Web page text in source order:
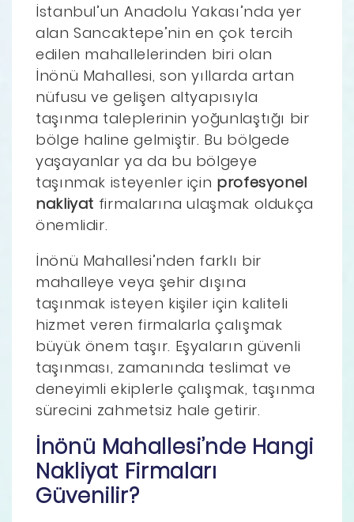
İstanbul’un Anadolu Yakası’nda yer
alan Sancaktepe’nin en çok tercih
edilen mahallelerinden biri olan
İnönü Mahallesi, son yıllarda artan
nüfusu ve gelişen altyapısıyla
taşınma taleplerinin yoğunlaştığı bir
bölge haline gelmiştir. Bu bölgede
yaşayanlar ya da bu bölgeye
taşınmak isteyenler için profesyonel
nakliyat firmalarına ulaşmak oldukça
önemlidir.
İnönü Mahallesi’nden farklı bir
mahalleye veya şehir dışına
taşınmak isteyen kişiler için kaliteli
hizmet veren firmalarla çalışmak
büyük önem taşır. Eşyaların güvenli
taşınması, zamanında teslimat ve
deneyimli ekiplerle çalışmak, taşınma
sürecini zahmetsiz hale getirir.
İnönü Mahallesi’nde Hangi
Nakliyat Firmaları
Güvenilir?